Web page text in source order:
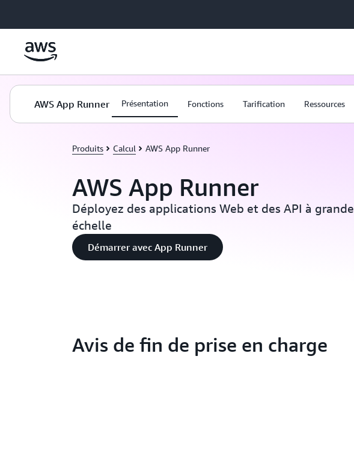
AWS App Runner Présentation Fonctions Tarification Ressources
Produits Calcul AWS App Runner
AWS App Runner
Déployez des applications Web et des API à grande
échelle
Démarrer avec App Runner
Avis de fin de prise en charge